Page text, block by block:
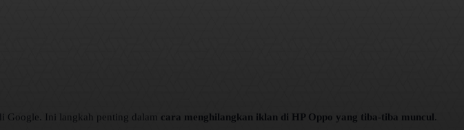
Google. Ini langkah penting dalam cara menghilangkan iklan di HP Oppo yang tiba-tiba muncul.